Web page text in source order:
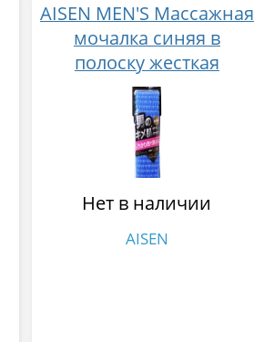
AISEN MEN'S Массажная
мочалка синяя в
полоску жесткая
удлиненная 30x120 см
нейлон 100%
Нет в наличии
AISEN